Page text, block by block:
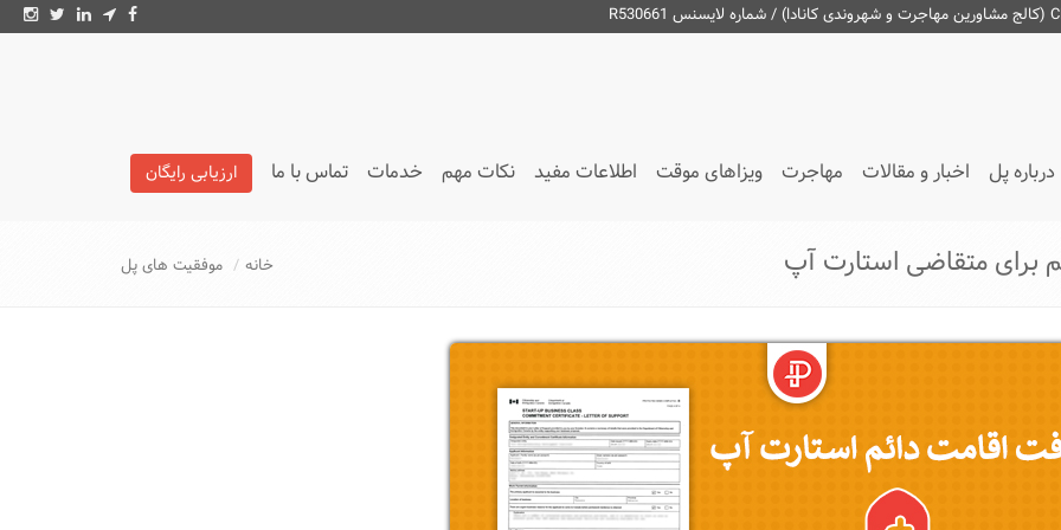
درباره پل اخبار و مقالات مهاجرت ویزاهای موقت اطلاعات مفید نکات مهم خدمات تماس با ما ارزیابی رایگان
برای متقاضی استارت آپ خانه موفقیت های پل